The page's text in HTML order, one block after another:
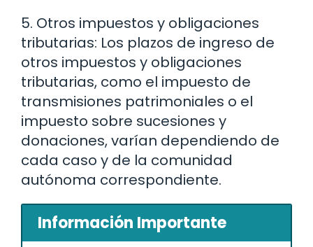
5. Otros impuestos y obligaciones
tributarias: Los plazos de ingreso de
otros impuestos y obligaciones
tributarias, como el impuesto de
transmisiones patrimoniales o el
impuesto sobre sucesiones y
donaciones, varían dependiendo de
cada caso y de la comunidad
autónoma correspondiente.
Información Importante